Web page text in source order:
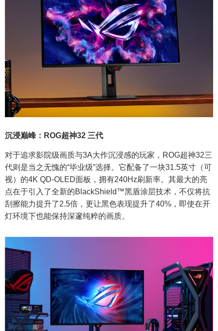
沉浸巅峰：ROG超神32 三代
对于追求影院级画质与3A大作沉浸感的玩家，ROG超神32三
代则是当之无愧的“毕业级”选择。它配备了一块31.5英寸（可
视）的4K QD-OLED面板，拥有240Hz刷新率。其最大的亮
点在于引入了全新的BlackShield™黑盾涂层技术，不仅将抗
刮擦能力提升了2.5倍，更让黑色表现提升了40%，即使在开
灯环境下也能保持深邃纯粹的画质。